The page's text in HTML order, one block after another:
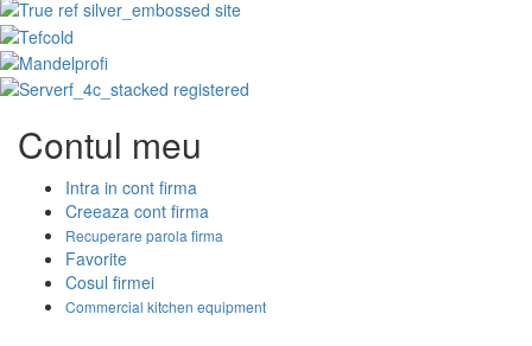
Contul meu
Intra in cont firma
Creeaza cont firma
Recuperare parola firma
Favorite
Cosul firmei
Commercial kitchen equipment